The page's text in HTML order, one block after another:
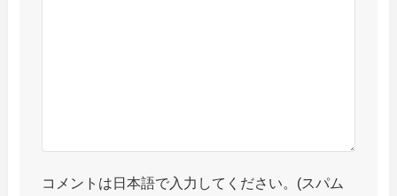
コメントは日本語で入力してください。(スパム